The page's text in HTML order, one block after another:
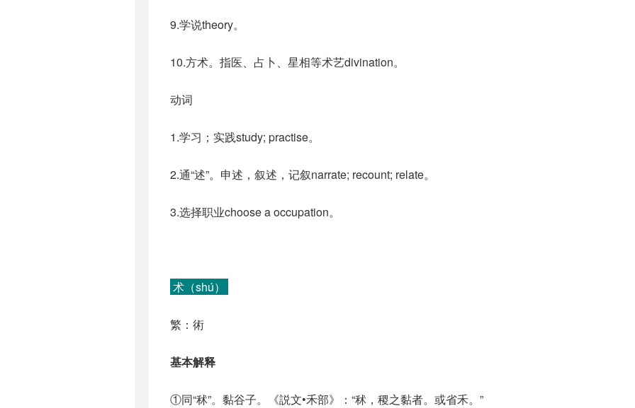
9.学说theory。
10.方术。指医、占卜、星相等术艺divination。
动词
1.学习；实践study; practise。
2.通“述”。申述，叙述，记叙narrate; recount; relate。
3.选择职业choose a occupation。
术（shú）
繁：術
基本解释
①同“秫”。黏谷子。《説文•禾部》：“秫，稷之黏者。或省禾。”